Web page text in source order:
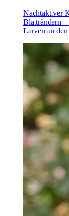
Nachtaktiver
Blatträndern
Larven an